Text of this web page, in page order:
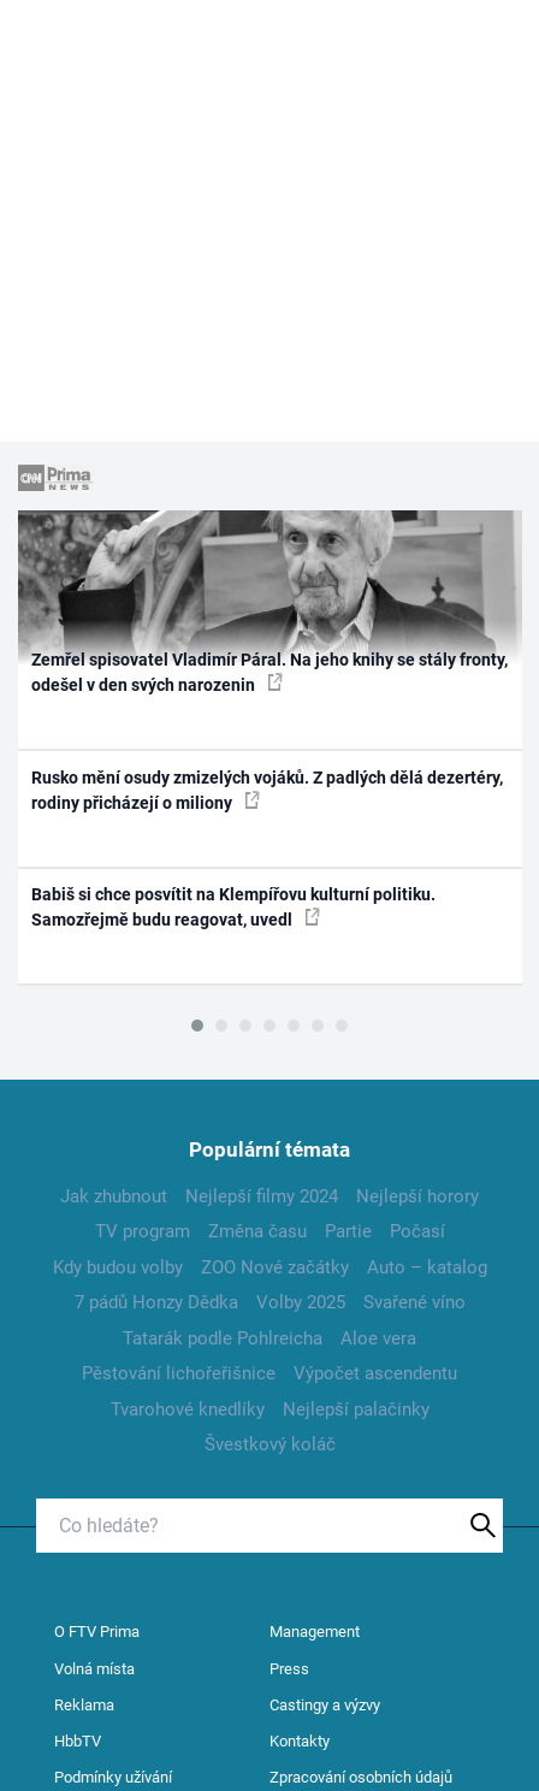
Zemřel spisovatel Vladimír Páral. Na jeho knihy se stály fronty,
odešel v den svých narozenin
Rusko mění osudy zmizelých vojáků. Z padlých dělá dezertéry,
rodiny přicházejí o miliony
Babiš si chce posvítit na Klempířovu kulturní politiku.
Samozřejmě budu reagovat, uvedl
Populární témata
Jak zhubnout Nejlepší filmy 2024
Nejlepší horory
TV program
Změna času Partie
Počasí
Kdy budou volby
ZOO Nové začátky
Auto – katalog
7 pádů Honzy Dědka
Volby 2025
Svařené víno
Tatarák podle Pohlreicha
Aloe vera
Pěstování lichořeřišnice
Výpočet ascendentu
Tvarohové knedlíky
Nejlepší palačinky
Švestkový koláč
O FTV Prima Management
Volná místa Press
Reklama Castingy a výzvy
HbbTV Kontakty
Podmínky užívání Zpracování osobních údajů